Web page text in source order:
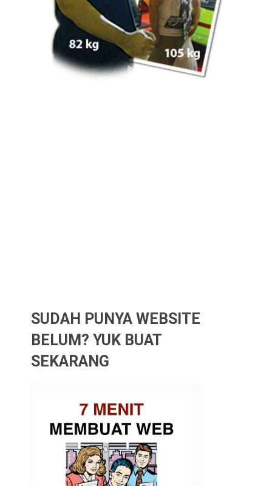
SUDAH PUNYA WEBSITE
BELUM? YUK BUAT
SEKARANG